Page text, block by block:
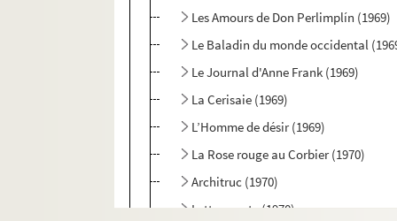
Les Amours de Don Perlimplín (1969)
Le Baladin du monde occidental
Le Journal d'Anne Frank (1969)
La Cerisaie (1969)
L’Homme de désir (1969)
La Rose rouge au Corbier (1970)
Architruc (1970)
Lettre morte (1970)